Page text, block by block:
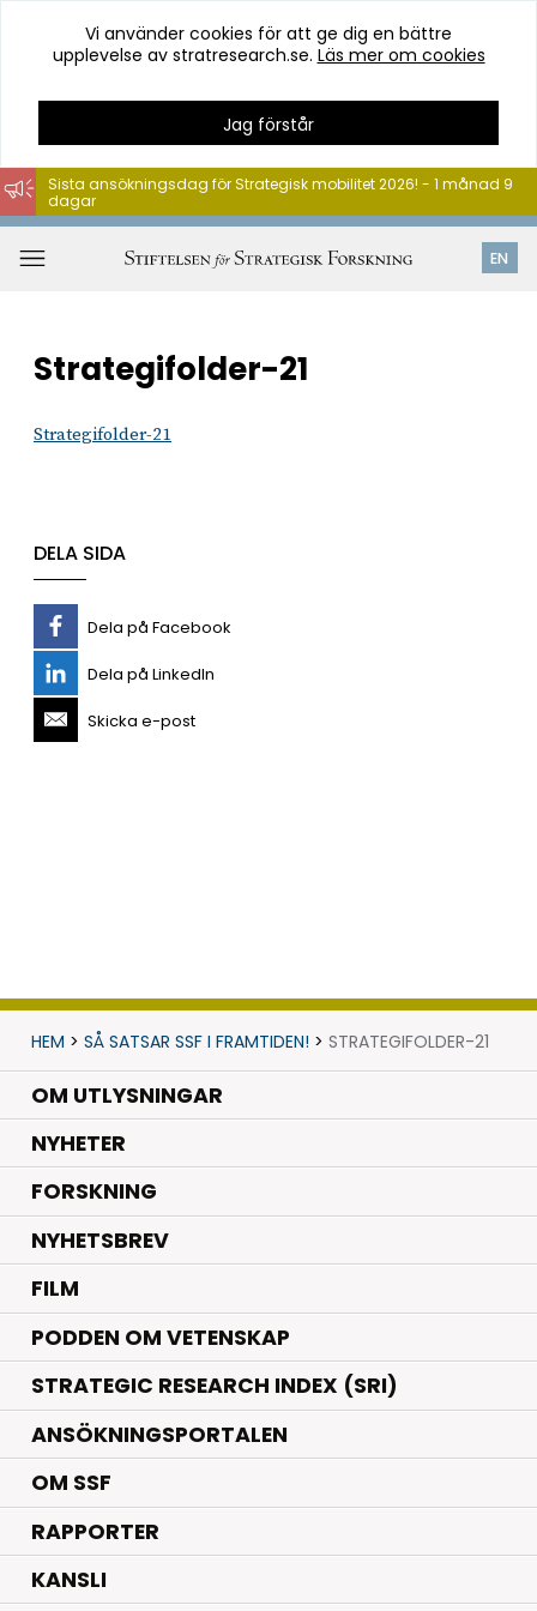
Hoppa
till
innehåll
Vi använder cookies för att ge dig en bättre
upplevelse av stratresearch.se. Läs mer om cookies
Jag förstår
EN
Sista ansökningsdag för Strategisk mobilitet 2026! - 1 månad 9
dagar
Strategifolder-21
Strategifolder-21
DELA SIDA
Dela på Facebook
Dela på LinkedIn
Skicka e-post
HEM > SÅ SATSAR SSF I FRAMTIDEN! > STRATEGIFOLDER-21
OM UTLYSNINGAR
NYHETER.
FORSKNING.
NYHETSBREV
FILM
PODDEN OM VETENSKAP
STRATEGIC RESEARCH INDEX (SRI)
ANSÖKNINGSPORTALEN
OM SSF
RAPPORTER
KANSLI